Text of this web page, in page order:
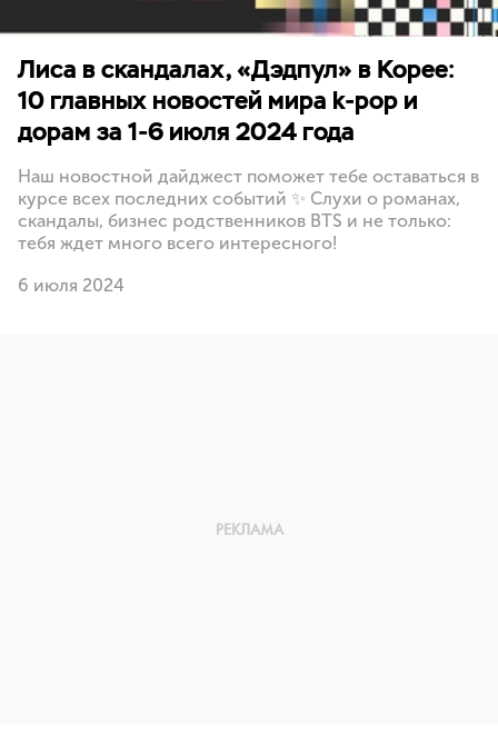
Лиса в скандалах, «Дэдпул» в Корее:
10 главных новостей мира k-pop и
дорам за 1-6 июля 2024 года
Наш новостной дайджест поможет тебе оставаться в
курсе всех последних событий ✨ Слухи о романах,
скандалы, бизнес родственников BTS и не только:
тебя ждет много всего интересного!
6 июля 2024